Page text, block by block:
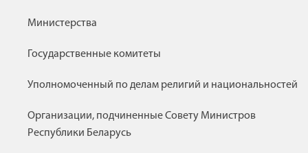
Министерства
Государственные комитеты
Уполномоченный по делам религий и национальностей
Организации, подчиненные Совету Министров
Республики Беларусь